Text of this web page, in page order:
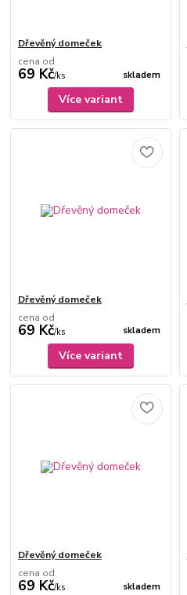
Dřevěný domeček
cena od
69 Kč/ks skladem
Více variant
Dřevěný domeček
cena od
69 Kč/ks skladem
Více variant
Dřevěný domeček
cena od
69 Kč/ks skladem